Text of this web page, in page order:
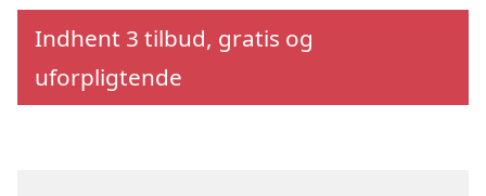
Indhent 3 tilbud, gratis og
uforpligtende